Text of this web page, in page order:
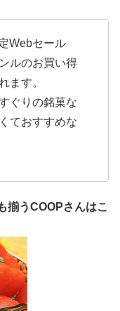
Webセール
ルのお買い得
ます。
ぐりの銘菓な
ておすすめな
揃うCOOPさんはこ